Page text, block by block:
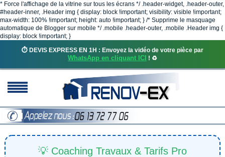
* Force l'affichage de la vitrine sur tous les écrans */ .header-widget, .header-outer,
#header-inner, .Header img { display: block !important; visibility: visible !important;
max-width: 100% !important; height: auto !important; } /* Supprime le masquage
automatique de Blogger sur mobile */ .mobile .header-outer, .mobile .Header img {
display: block !important; }
⏱️ DEVIS EXPRESS EN 1H : Envoyez la vidéo de votre pièce par
WhatsApp en cliquant ICI ! ♻️
💡 Coaching Travaux & Tarifs Pro